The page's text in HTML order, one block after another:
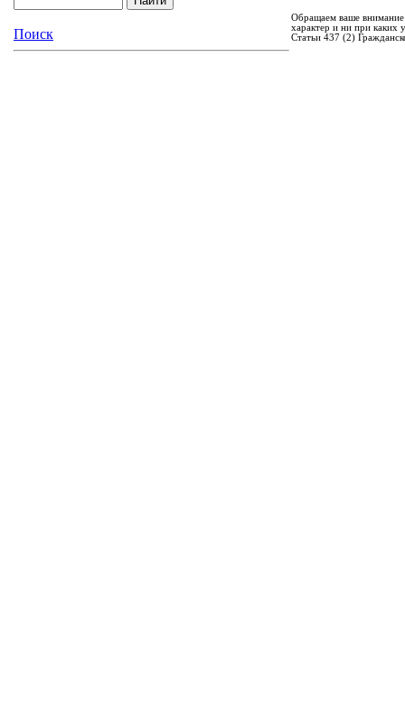
Поиск
Обращаем ваше
характер и ни при каких
Статьи 437 (2)